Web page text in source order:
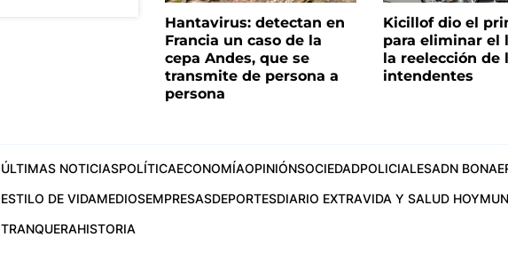
Hantavirus: detectan en
Francia un caso de la
cepa Andes, que se
transmite de persona a
persona
Kicillof dio el
para eliminar el
la reelección de
intendentes
ÚLTIMAS NOTICIASPOLÍTICAECONOMÍAOPINIÓNSOCIEDADPOLICIALESADN
ESTILO DE VIDAMEDIOSEMPRESASDEPORTESDIARIO EXTRAVIDA Y SALUD HOY
TRANQUERAHISTORIA